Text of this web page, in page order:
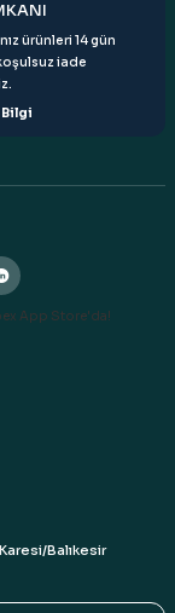
ürünleri 14 gün
iade
Bilgi
Balıkesir